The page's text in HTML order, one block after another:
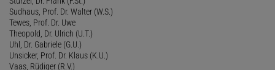
Sudhaus, Prof. Dr. Walter (W.S.)
Tewes, Prof. Dr. Uwe
Theopold, Dr. Ulrich (U.T.)
Uhl, Dr. Gabriele (G.U.)
Unsicker, Prof. Dr. Klaus (K.U.)
Vaas, Rüdiger (R.V.)